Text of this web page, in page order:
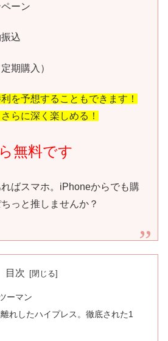
ーン
込
期購入）
を予想することもできます！
らに深く楽しめる！
無料です
ばスマホ。iPhoneからでも購
っと推しませんか？
目次
ーマン
れしたハイプレス。徹底された1